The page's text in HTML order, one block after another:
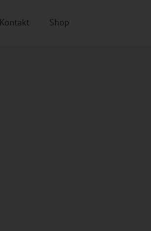
Kontakt Shop